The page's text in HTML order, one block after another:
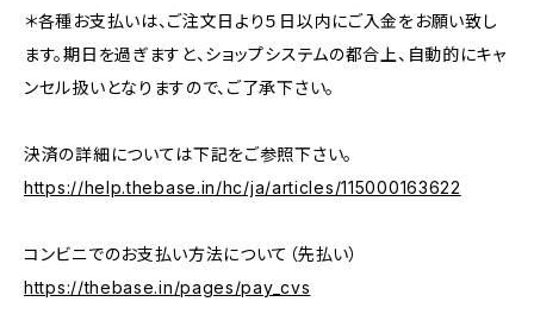
＊各種お支払いは、ご注文日より５日以内にご入金をお願い致し
ます。期日を過ぎますと、ショップシステムの都合上、自動的にキャ
ンセル扱いとなりますので、ご了承下さい。
決済の詳細については下記をご参照下さい。
https://help.thebase.in/hc/ja/articles/115000163622
コンビニでのお支払い方法について（先払い）
https://thebase.in/pages/pay_cvs